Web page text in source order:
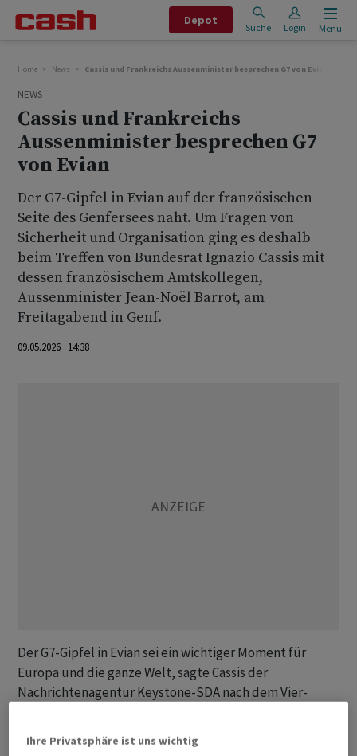
Depot
Suche Login Menu
Home News Cassis und Frankreichs Aussenminister besprechen G7 von Evian
NEWS
Cassis und Frankreichs
Aussenminister besprechen G7
von Evian
Der G7-Gipfel in Evian auf der französischen
Seite des Genfersees naht. Um Fragen von
Sicherheit und Organisation ging es deshalb
beim Treffen von Bundesrat Ignazio Cassis mit
dessen französischem Amtskollegen,
Aussenminister Jean-Noël Barrot, am
Freitagabend in Genf.
09.05.2026 14:38
Der G7-Gipfel in Evian sei ein wichtiger Moment für
Europa und die ganze Welt, sagte Cassis der
Nachrichtenagentur Keystone-SDA nach dem Vier-
statt.
Ihre Privatsphäre ist uns wichtig